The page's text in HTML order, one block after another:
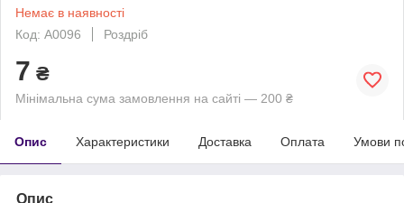
Немає в наявності
Код: A0096
Роздріб
7 ₴
Мінімальна сума замовлення на сайті — 200 ₴
Опис Характеристики Доставка Оплата Умови
Опис